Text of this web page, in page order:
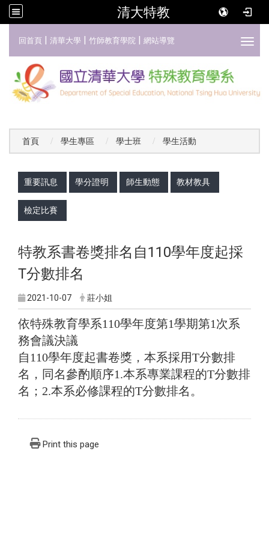
清大特教
回首頁 | 清華大學 | 竹師教育學院 | 網站導覽
首頁 學生專區 學士班 學生活動
重要訊息 學分證明 師生動態 教材教具
檢定比賽
特教系書卷獎排名自110學年度起採
T分數排名
2021-10-07 莊小姐
依特殊教育學系110學年度第1學期第1次系
務會議決議
自110學年度起書卷獎，本系採用T分數排
名，同名參酌順序1.本系專業課程的T分數排
名；2.本系必修課程的T分數排名。
Print this page